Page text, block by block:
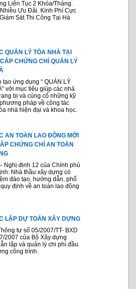
Liên Tục 2 Khóa/Tháng.
Ưu Đãi. Kinh Phí Cực
Sát Thi Công Tại Hà
QUẢN LÝ TÒA NHÀ TẠI
CHỨNG CHỈ QUẢN LÝ
tạo ứng dụng “ QUẢN LÝ
với mục tiêu giúp các nhà
bị và củng cố những kỹ
pháp về công tác
nhà hiện đại và khoa học.
AN TOÀN LAO ĐỘNG MỚI
CHỨNG CHỈ AN TOÀN
Nghị định 12 của Chính phủ
Nhà thầu xây dựng có
đào tạo, hướng dẫn, phổ
định về an toàn lao động
LẬP DỰ TOÁN XÂY DỰNG
tư số 05/2007/TT- BXD
2007 của Bộ Xây dựng
lập và quản lý chi phí đầu
công trình.